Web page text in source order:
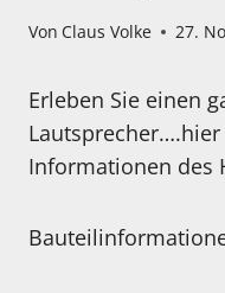
Von Claus Volke 27.
Erleben Sie einen
Informationen des